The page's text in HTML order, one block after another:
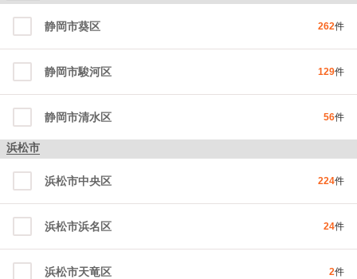
静岡市葵区 262件
静岡市駿河区 129件
静岡市清水区 56件
浜松市
浜松市中央区 224件
浜松市浜名区 24件
浜松市天竜区 2件